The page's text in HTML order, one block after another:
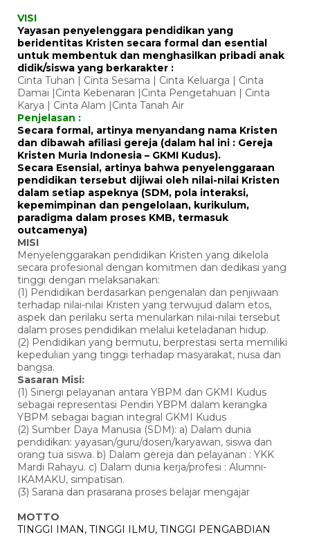
VISI
Yayasan penyelenggara pendidikan yang
beridentitas Kristen secara formal dan esential
untuk membentuk dan menghasilkan pribadi anak
didik/siswa yang berkarakter :
Cinta Tuhan | Cinta Sesama | Cinta Keluarga | Cinta
Damai |Cinta Kebenaran |Cinta Pengetahuan | Cinta
Karya | Cinta Alam |Cinta Tanah Air
Penjelasan :
Secara formal, artinya menyandang nama Kristen
dan dibawah afiliasi gereja (dalam hal ini : Gereja
Kristen Muria Indonesia – GKMI Kudus).
Secara Esensial, artinya bahwa penyelenggaraan
pendidikan tersebut dijiwai oleh nilai-nilai Kristen
dalam setiap aspeknya (SDM, pola interaksi,
kepemimpinan dan pengelolaan, kurikulum,
paradigma dalam proses KMB, termasuk
outcamenya)
MISI
Menyelenggarakan pendidikan Kristen yang dikelola
secara profesional dengan komitmen dan dedikasi yang
tinggi dengan melaksanakan:
(1) Pendidikan berdasarkan pengenalan dan penjiwaan
terhadap nilai-nilai Kristen yang terwujud dalam etos,
aspek dan perilaku serta menularkan nilai-nilai tersebut
dalam proses pendidikan melalui keteladanan hidup.
(2) Pendidikan yang bermutu, berprestasi serta memiliki
kepedulian yang tinggi terhadap masyarakat, nusa dan
bangsa.
Sasaran Misi:
(1) Sinergi pelayanan antara YBPM dan GKMI Kudus
sebagai representasi Pendiri YBPM dalam kerangka
YBPM sebagai bagian integral GKMI Kudus
(2) Sumber Daya Manusia (SDM): a) Dalam dunia
pendidikan: yayasan/guru/dosen/karyawan, siswa dan
orang tua siswa. b) Dalam gereja dan pelayanan : YKK
Mardi Rahayu. c) Dalam dunia kerja/profesi : Alumni-
IKAMAKU, simpatisan.
(3) Sarana dan prasarana proses belajar mengajar
MOTTO
TINGGI IMAN, TINGGI ILMU, TINGGI PENGABDIAN